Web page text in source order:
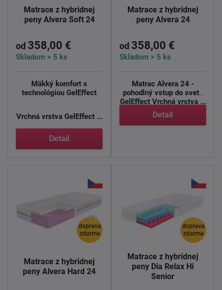
Matrace z hybridnej
peny Alvera Soft 24
od 358,00 €
Skladom > 5 ks
Mäkký komfort s
technológiou GelEffect
Vrchná vrstva GelEffect ...
Detail
Matrace z hybridnej
peny Alvera 24
od 358,00 €
Skladom > 5 ks
Matrac Alvera 24 -
pohodlný vstup do sveta
GelEffect Vrchná vrstva ...
Detail
doprava
zdarma
Matrace z hybridnej
peny Alvera Hard 24
doprava
zdarma
Matrace z hybridnej
peny Dia Relax Hi
Senior